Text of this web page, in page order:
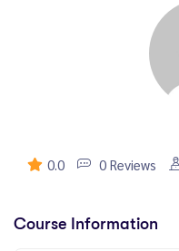
0.0
0 Reviews
Course Information